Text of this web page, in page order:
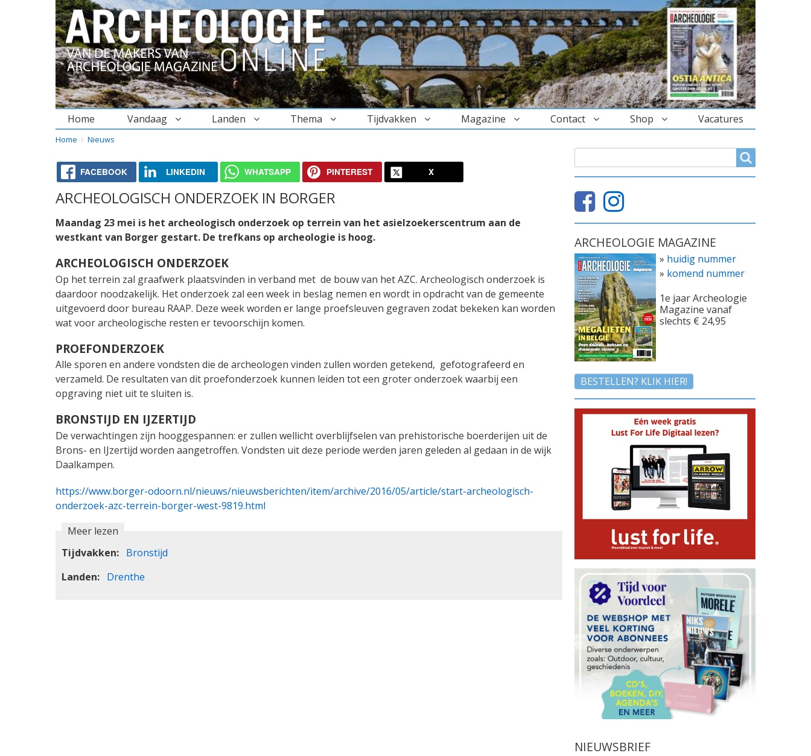
Home Vandaag Landen Thema Tijdvakken Magazine Contact Shop Vacatures
BREADCRUMBS
YOU
HERE:
Home Nieuws
FACEBOOK LINKEDIN WHATSAPP PINTEREST X
ARCHEOLOGISCH ONDERZOEK IN BORGER
Maandag 23 mei is het archeologisch onderzoek op terrein van het asielzoekerscentrum aan de
westkant van Borger gestart. De trefkans op archeologie is hoog.
ARCHEOLOGISCH ONDERZOEK
Op het terrein zal graafwerk plaatsvinden in verband met de bouw van het AZC. Archeologisch onderzoek is
daardoor noodzakelijk. Het onderzoek zal een week in beslag nemen en wordt in opdracht van de gemeente
uitgevoerd door bureau RAAP. Deze week worden er lange proefsleuven gegraven zodat bekeken kan worden
wat voor archeologische resten er tevoorschijn komen.
PROEFONDERZOEK
Alle sporen en andere vondsten die de archeologen vinden zullen worden getekend, gefotografeerd en
verzameld. De resultaten van dit proefonderzoek kunnen leiden tot een groter onderzoek waarbij een
opgraving niet uit te sluiten is.
BRONSTIJD EN IJZERTIJD
De verwachtingen zijn hooggespannen: er zullen wellicht overblijfselen van prehistorische boerderijen uit de
Brons- en IJzertijd worden aangetroffen. Vondsten uit deze periode werden jaren geleden al gedaan in de wijk
Daalkampen.
https://www.borger-odoorn.nl/nieuws/nieuwsberichten/item/archive/2016/05/article/start-archeologisch-
onderzoek-azc-terrein-borger-west-9819.html
Meer lezen
Tijdvakken
Bronstijd
Landen
Drenthe
ARCHEOLOGIE MAGAZINE
» huidig nummer
» komend nummer
1e jaar Archeologie
Magazine vanaf
slechts € 24,95
BESTELLEN? KLIK HIER!
NIEUWSBRIEF